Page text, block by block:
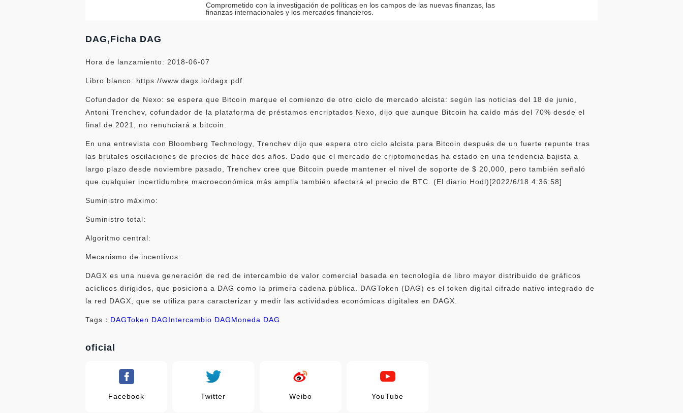
Comprometido con la investigación de políticas en los campos de las nuevas finanzas, las
finanzas internacionales y los mercados financieros.
DAG,Ficha DAG
Hora de lanzamiento: 2018-06-07
Libro blanco: https://www.dagx.io/dagx.pdf
Cofundador de Nexo: se espera que Bitcoin marque el comienzo de otro ciclo de mercado alcista: según las noticias del 18 de junio,
Antoni Trenchev, cofundador de la plataforma de préstamos encriptados Nexo, dijo que aunque Bitcoin ha caído más del 70% desde el
final de 2021, no renunciará a bitcoin.
En una entrevista con Bloomberg Technology, Trenchev dijo que espera otro ciclo alcista para Bitcoin después de un fuerte repunte tras
las brutales oscilaciones de precios de hace dos años. Dado que el mercado de criptomonedas ha estado en una tendencia bajista a
largo plazo desde noviembre pasado, Trenchev cree que Bitcoin puede mantener el nivel de soporte de $ 20,000, pero también señaló
que cualquier incertidumbre macroeconómica más amplia también afectará el precio de BTC. (El diario Hodl)[2022/6/18 4:36:58]
Suministro máximo:
Suministro total:
Algoritmo central:
Mecanismo de incentivos:
DAGX es una nueva generación de red de intercambio de valor comercial basada en tecnología de libro mayor distribuido de gráficos
acíclicos dirigidos, que posiciona a DAG como la primera cadena pública. DAGToken (DAG) es el token digital cifrado nativo integrado de
la red DAGX, que se utiliza para caracterizar y medir las actividades económicas digitales en DAGX.
Tags： DAGToken DAGIntercambio DAGMoneda DAG
oficial
Facebook Twitter Weibo YouTube